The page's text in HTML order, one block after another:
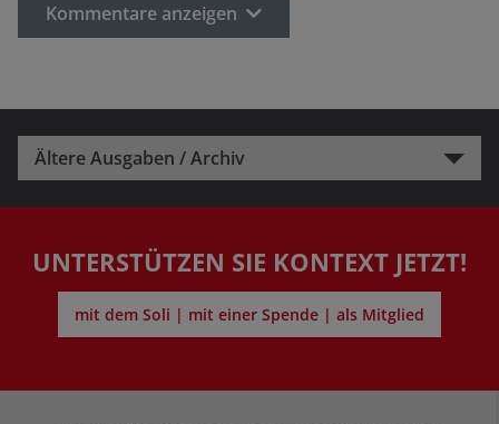
Kommentare anzeigen
Ältere Ausgaben / Archiv
UNTERSTÜTZEN SIE KONTEXT JETZT!
mit dem Soli | mit einer Spende | als Mitglied